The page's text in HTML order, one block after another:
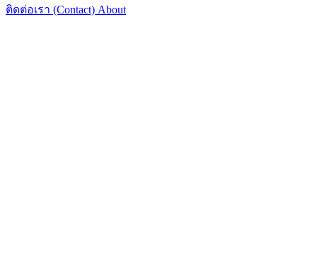
ติดต่อเรา (Contact) About